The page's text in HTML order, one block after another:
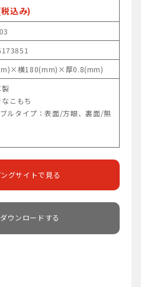
込み)
横180(mm)×厚0.8(mm)
こもち
ルタイプ：表面/方眼、裏面/無
グサイトで見る
ウンロードする